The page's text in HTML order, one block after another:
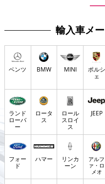
輸入車メ
ベンツ BMW MINI
ポルシ
ェ
ランド
ローバ
ー
ロータ
ス
ロール
スロイ
ス
JEEP
フォー
ド
ハマー
リンカ
ーン
アルフ
ァ・ロ
メオ